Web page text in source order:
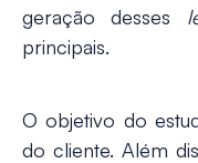
geração desses
principais.
O objetivo do
do cliente. Além